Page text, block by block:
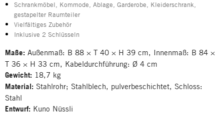
Schrankmöbel, Kommode, Ablage, Garderobe, Kleiderschrank,
gestapelter Raumteiler
Vielfältiges Zubehör
Inklusive 2 Schlüsseln
Maße: Außenmaß: B 88 × T 40 × H 39 cm, Innenmaß: B 84 ×
T 36 × H 33 cm, Kabeldurchführung: Ø 4 cm
Gewicht: 18,7 kg
Material: Stahlrohr; Stahlblech, pulverbeschichtet, Schloss:
Stahl
Entwurf: Kuno Nüssli